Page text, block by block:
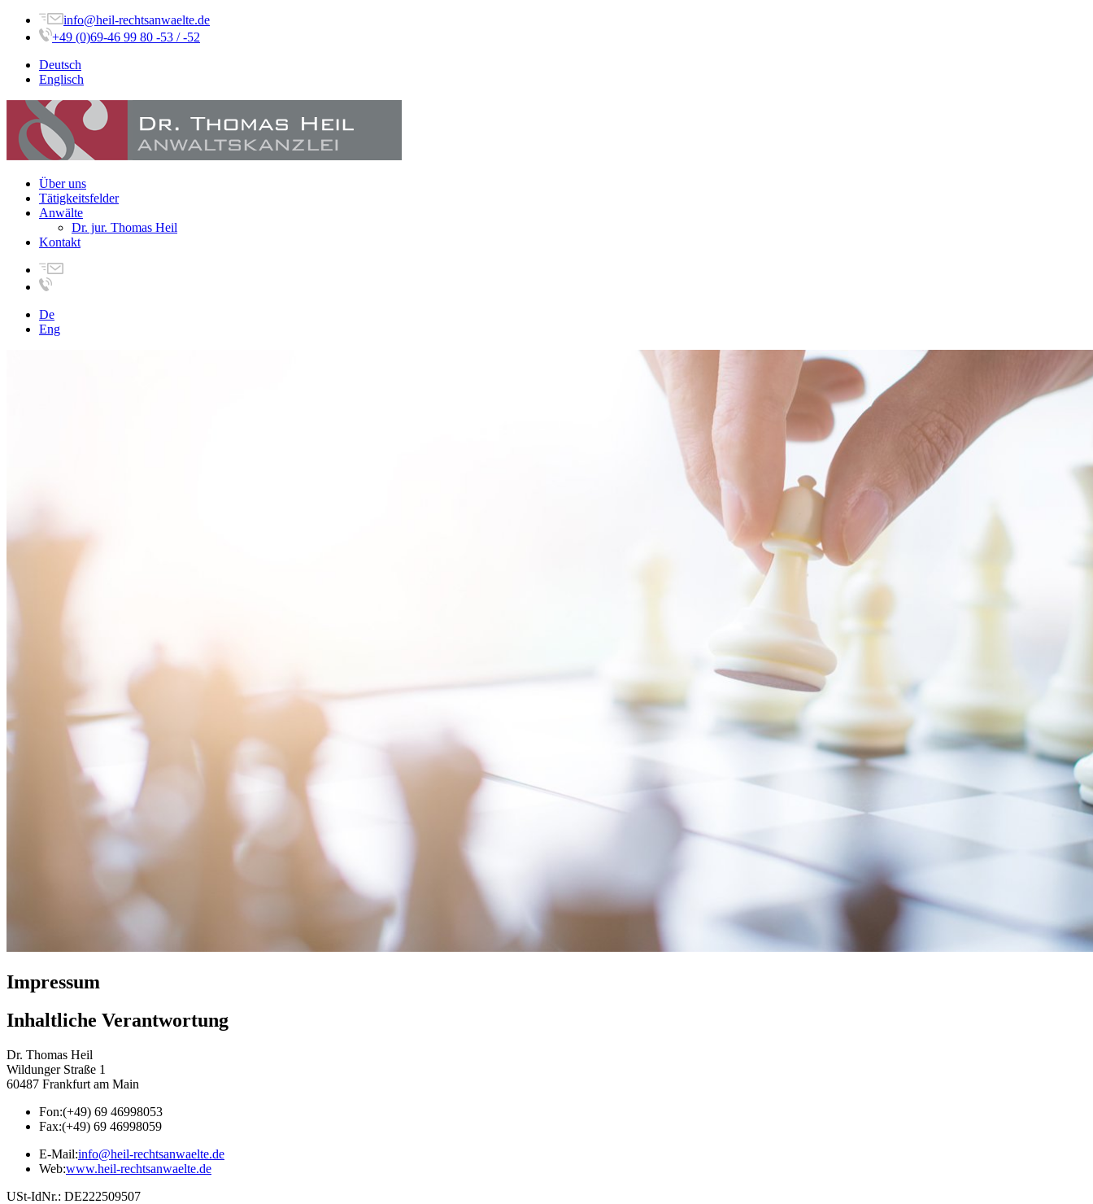
info@heil-rechtsanwaelte.de
+49 (0)69-46 99 80 -53 / -52
Deutsch
Englisch
Über uns
Tätigkeitsfelder
Anwälte
Dr. jur. Thomas Heil
Kontakt
De
Eng
Impressum
Inhaltliche Verantwortung
Dr. Thomas Heil
Wildunger Straße 1
60487 Frankfurt am Main
Fon:(+49) 69 46998053
Fax:(+49) 69 46998059
E-Mail:info@heil-rechtsanwaelte.de
Web:www.heil-rechtsanwaelte.de
USt-IdNr.: DE222509507